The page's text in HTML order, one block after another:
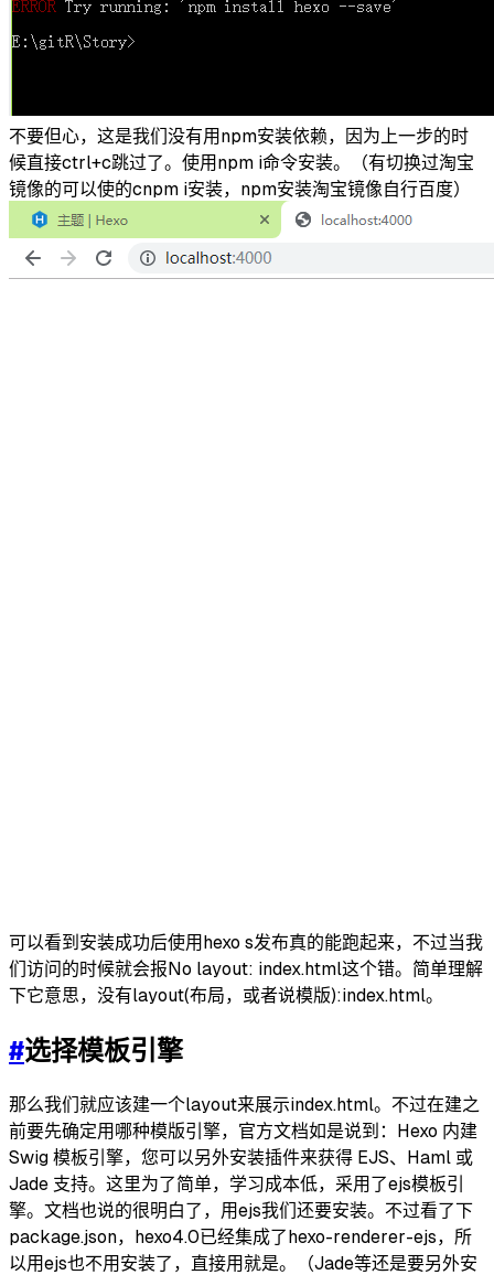
不要但心，这是我们没有用npm安装依赖，因为上一步的时
候直接ctrl+c跳过了。使用npm i命令安装。（有切换过淘宝
镜像的可以使的cnpm i安装，npm安装淘宝镜像自行百度）
可以看到安装成功后使用hexo s发布真的能跑起来，不过当我
们访问的时候就会报No layout: index.html这个错。简单理解
下它意思，没有layout(布局，或者说模版):index.html。
#选择模板引擎
那么我们就应该建一个layout来展示index.html。不过在建之
前要先确定用哪种模版引擎，官方文档如是说到：Hexo 内建
Swig 模板引擎，您可以另外安装插件来获得 EJS、Haml 或
Jade 支持。这里为了简单，学习成本低，采用了ejs模板引
擎。文档也说的很明白了，用ejs我们还要安装。不过看了下
package.json，hexo4.0已经集成了hexo-renderer-ejs，所
以用ejs也不用安装了，直接用就是。（Jade等还是要另外安